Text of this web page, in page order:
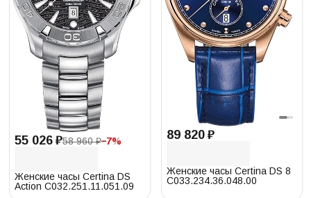
55 026 ₽58 960 ₽−7%
Женские часы Certina DS
Action C032.251.11.051.09
89 820 ₽
Женские часы Certina DS 8
C033.234.36.048.00